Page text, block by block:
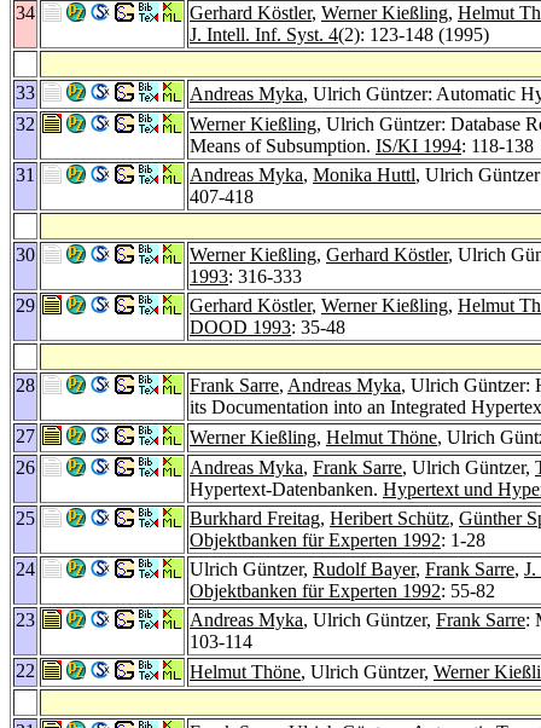
34
Gerhard Köstler, Werner Kießling, Helmut
J. Intell. Inf. Syst. 4(2): 123-148 (1995)
33 Andreas Myka, Ulrich Güntzer: Automatic
32
Werner Kießling, Ulrich Güntzer: Database
Means of Subsumption. IS/KI 1994: 118-138
31
Andreas Myka, Monika Huttl, Ulrich
407-418
30 Werner Kießling, Gerhard Köstler, Ulrich
1993: 316-333
29
Gerhard Köstler, Werner Kießling, Helmut
DOOD 1993: 35-48
28 Frank Sarre, Andreas Myka, Ulrich Güntzer:
its Documentation into an Integrated
27
Werner Kießling, Helmut Thöne, Ulrich
26
Andreas Myka, Frank Sarre, Ulrich Güntzer,
Hypertext-Datenbanken. Hypertext und
25
Burkhard Freitag, Heribert Schütz, Günther
Objektbanken für Experten 1992: 1-28
24
Ulrich Güntzer, Rudolf Bayer, Frank Sarre, J.
Objektbanken für Experten 1992: 55-82
23
Andreas Myka, Ulrich Güntzer, Frank Sarre:
103-114
22
Helmut Thöne, Ulrich Güntzer, Werner